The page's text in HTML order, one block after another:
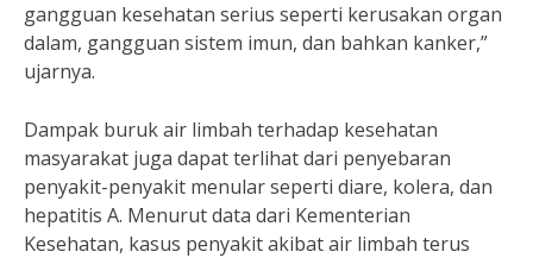
gangguan kesehatan serius seperti kerusakan organ
dalam, gangguan sistem imun, dan bahkan kanker,”
ujarnya.
Dampak buruk air limbah terhadap kesehatan
masyarakat juga dapat terlihat dari penyebaran
penyakit-penyakit menular seperti diare, kolera, dan
hepatitis A. Menurut data dari Kementerian
Kesehatan, kasus penyakit akibat air limbah terus